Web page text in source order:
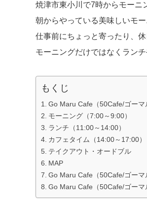
焼津市東小川で7時からモーニ
朝からやっている美味しいモ
仕事前にちょっと寄ったり、
モーニングだけではなくラン
もくじ
Go Maru Cafe（50Cafe/ゴーマ
モーニング（7:00～9:00）
ランチ（11:00～14:00）
カフェタイム（14:00～17:00）
テイクアウト・オードブル
MAP
Go Maru Cafe（50Cafe/ゴーマ
Go Maru Cafe（50Cafe/ゴーマ